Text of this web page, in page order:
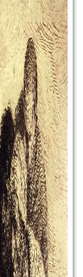
să acționeze
se va
are o
limbilor, să
și să
o
pentru că
toți
de puține ori
trebuie să ne
dată,